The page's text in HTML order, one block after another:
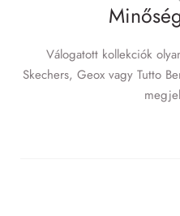
Válogatott kollekciók
Skechers, Geox vagy Tutto